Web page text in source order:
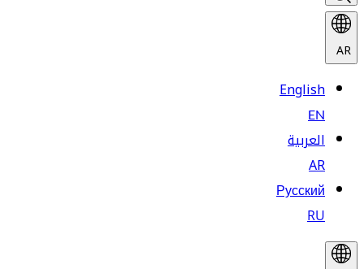
AR
English
EN
العربية
AR
Русский
RU